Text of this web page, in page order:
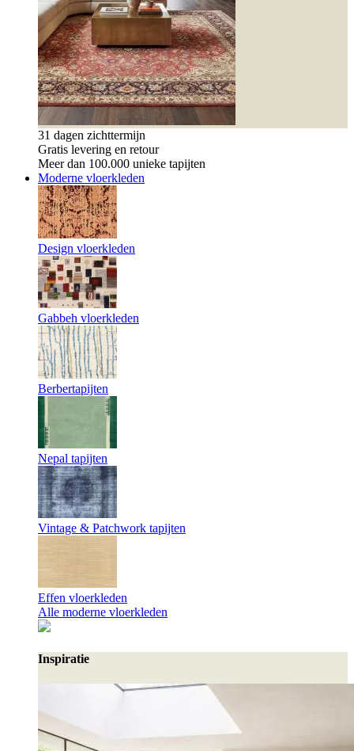
31 dagen zichttermijn
Gratis levering en retour
Meer dan 100.000 unieke tapijten
Moderne vloerkleden
Design vloerkleden
Gabbeh vloerkleden
Berbertapijten
Nepal tapijten
Vintage & Patchwork tapijten
Effen vloerkleden
Alle moderne vloerkleden
Inspiratie